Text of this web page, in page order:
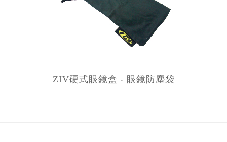
ZIV硬式眼鏡盒 ‧ 眼鏡防塵袋